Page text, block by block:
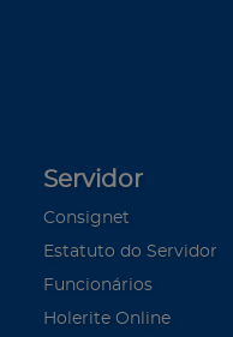
Servidor
Consignet
Estatuto do Servidor
Funcionários
Holerite Online